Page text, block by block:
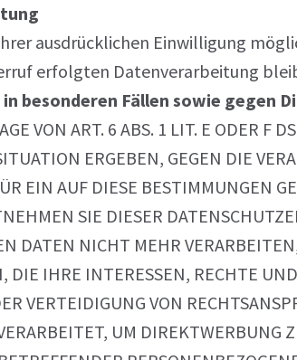
ausdrücklichen Einwilligung
erfolgten Datenverarbeitung
besonderen Fällen sowie gegen
VON ART. 6 ABS. 1 LIT. E ODER F
ERGEBEN, GEGEN DIE
EIN AUF DIESE BESTIMMUNGEN
SIE DIESER
DATEN NICHT MEHR
DIE IHRE INTERESSEN, RECHTE
VERTEIDIGUNG VON
UM DIREKTWERBUNG